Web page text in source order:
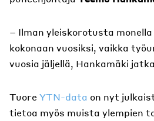
– Ilman yleiskorotusta
kokonaan vuosiksi, vaikka
vuosia jäljellä, Hankamäki
TuoreYTN-data on nyt
tietoa myös muista ylempien